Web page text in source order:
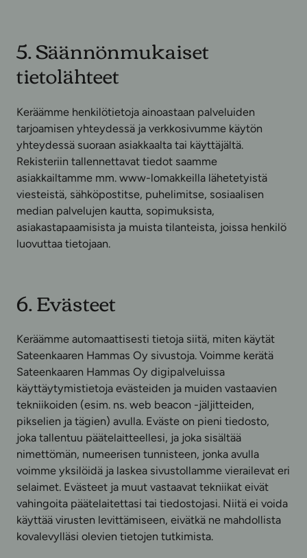
5. Säännönmukaiset
tietolähteet
Keräämme henkilötietoja ainoastaan palveluiden
tarjoamisen yhteydessä ja verkkosivumme käytön
yhteydessä suoraan asiakkaalta tai käyttäjältä.
Rekisteriin tallennettavat tiedot saamme
asiakkailtamme mm. www-lomakkeilla lähetetyistä
viesteistä, sähköpostitse, puhelimitse, sosiaalisen
median palvelujen kautta, sopimuksista,
asiakastapaamisista ja muista tilanteista, joissa henkilö
luovuttaa tietojaan.
6. Evästeet
Keräämme automaattisesti tietoja siitä, miten käytät
Sateenkaaren Hammas Oy sivustoja. Voimme kerätä
Sateenkaaren Hammas Oy digipalveluissa
käyttäytymistietoja evästeiden ja muiden vastaavien
tekniikoiden (esim. ns. web beacon -jäljitteiden,
pikselien ja tägien) avulla. Eväste on pieni tiedosto,
joka tallentuu päätelaitteellesi, ja joka sisältää
nimettömän, numeerisen tunnisteen, jonka avulla
voimme yksilöidä ja laskea sivustollamme vierailevat eri
selaimet. Evästeet ja muut vastaavat tekniikat eivät
vahingoita päätelaitettasi tai tiedostojasi. Niitä ei voida
käyttää virusten levittämiseen, eivätkä ne mahdollista
kovalevylläsi olevien tietojen tutkimista.